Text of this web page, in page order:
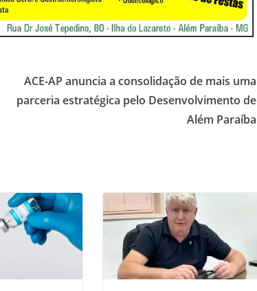
ACE-AP anuncia a consolidação de mais uma
parceria estratégica pelo Desenvolvimento de
Além Paraíba